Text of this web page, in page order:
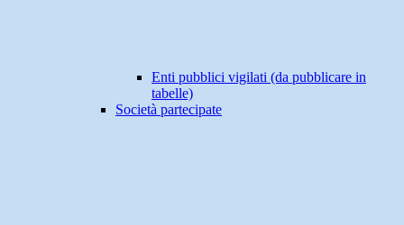
Enti pubblici vigilati (da pubblicare in
tabelle)
Società partecipate